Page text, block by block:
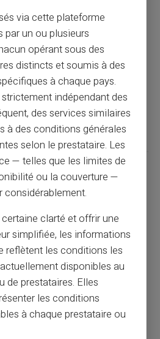
fin au rechargement par
change la décision du 9
juillet 2026
Article suivant
via cette plateforme
par un ou plusieurs
opérant sous des
distincts et soumis à des
à chaque pays.
indépendant des
des services similaires
à des conditions générales
selon le prestataire. Les
— telles que les limites de
ou la couverture —
considérablement.
clarté et offrir une
simplifiée, les informations
reflètent les conditions les
disponibles au
de prestataires. Elles
les conditions
à chaque prestataire ou